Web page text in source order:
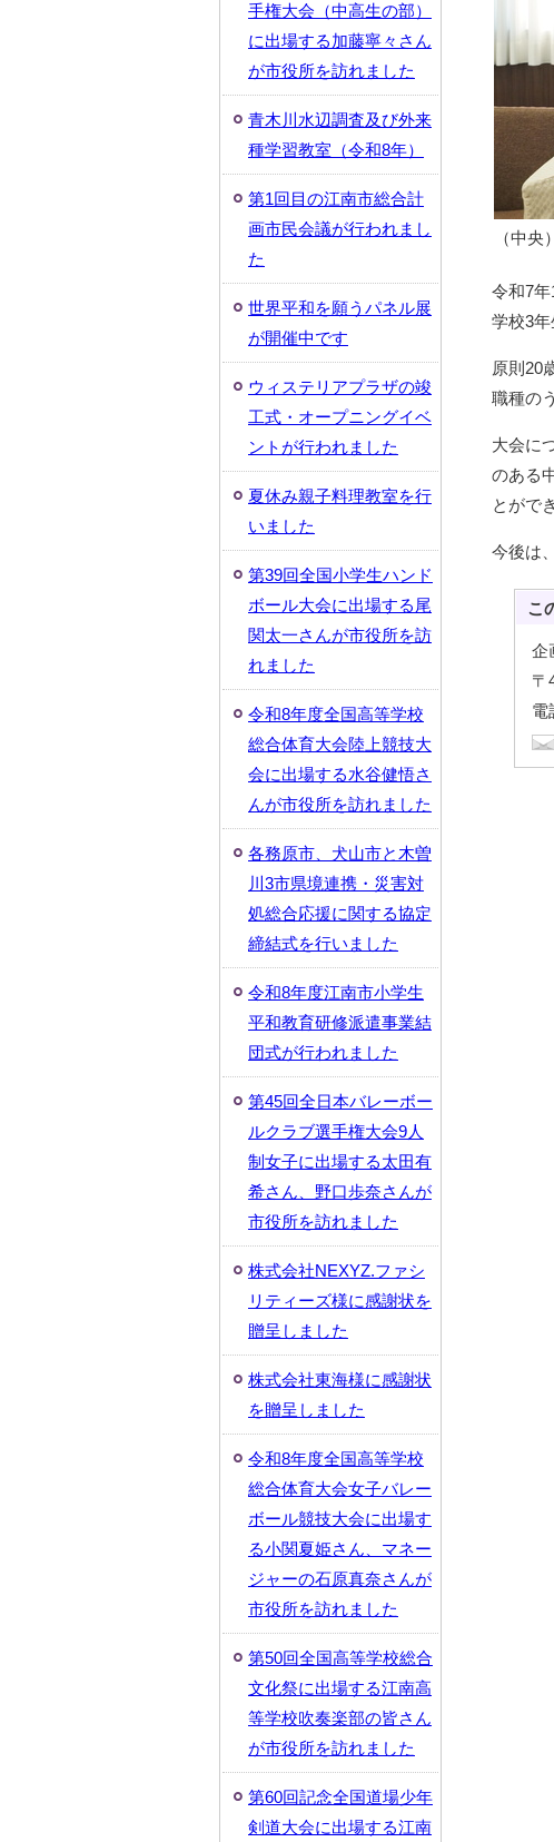
（中
令和7
学校3年
原則20
職種の
大会に
のある
とがで
今後は
こ
企
〒
電
手権大会（中高生の部）
に出場する加藤寧々さん
が市役所を訪れました
青木川水辺調査及び外来
種学習教室（令和8年）
第1回目の江南市総合計
画市民会議が行われまし
た
世界平和を願うパネル展
が開催中です
ウィステリアプラザの竣
工式・オープニングイベ
ントが行われました
夏休み親子料理教室を行
いました
第39回全国小学生ハンド
ボール大会に出場する尾
関太一さんが市役所を訪
れました
令和8年度全国高等学校
総合体育大会陸上競技大
会に出場する水谷健悟さ
んが市役所を訪れました
各務原市、犬山市と木曽
川3市県境連携・災害対
処総合応援に関する協定
締結式を行いました
令和8年度江南市小学生
平和教育研修派遣事業結
団式が行われました
第45回全日本バレーボー
ルクラブ選手権大会9人
制女子に出場する太田有
希さん、野口歩奈さんが
市役所を訪れました
株式会社NEXYZ.ファシ
リティーズ様に感謝状を
贈呈しました
株式会社東海様に感謝状
を贈呈しました
令和8年度全国高等学校
総合体育大会女子バレー
ボール競技大会に出場す
る小関夏姫さん、マネー
ジャーの石原真奈さんが
市役所を訪れました
第50回全国高等学校総合
文化祭に出場する江南高
等学校吹奏楽部の皆さん
が市役所を訪れました
第60回記念全国道場少年
剣道大会に出場する江南